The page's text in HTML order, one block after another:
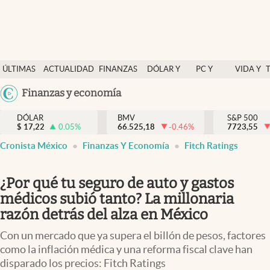
ÚLTIMAS
NOTICIAS
ACTUALIDAD
FINANZAS
DÓLAR Y
PC Y
VIDA Y
México
USA
Uruguay
Finanzas y economía
Actualidad
Finanzas y economía
Dólar y mercados
Brand Strategy
Pc y celular
Vida y estilo
Tv
DÓLAR
$ 17,22 0.05%
BMV
66.525,18
-0.46%
S&P 500
7723,55
Cronista México Finanzas Y Economía Fitch Ratings
¿Por qué tu seguro de auto y gastos
médicos subió tanto? La millonaria
razón detrás del alza en México
Con un mercado que ya supera el billón de pesos, factores
como la inflación médica y una reforma fiscal clave han
disparado los precios: Fitch Ratings